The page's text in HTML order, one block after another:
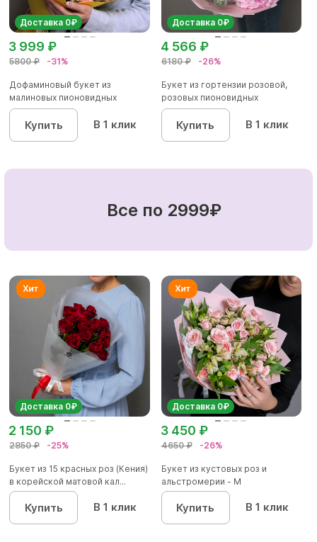
Доставка 0₽
5800 ₽ -31%
3 999 ₽
Дофаминовый букет из
малиновых пионовидных
кустовых роз...
Купить В 1 клик
Доставка 0₽
6180 ₽ -26%
4 566 ₽
Букет из гортензии розовой,
розовых пионовидных
кустовы...
Купить В 1 клик
Все по 2999₽
Доставка 0₽
2850 ₽ -25%
2 150 ₽
Букет из 15 красных роз (Кения)
в корейской матовой кал...
Купить В 1 клик
Доставка 0₽
4650 ₽ -26%
3 450 ₽
Букет из кустовых роз и
альстромерии - М
Купить В 1 клик